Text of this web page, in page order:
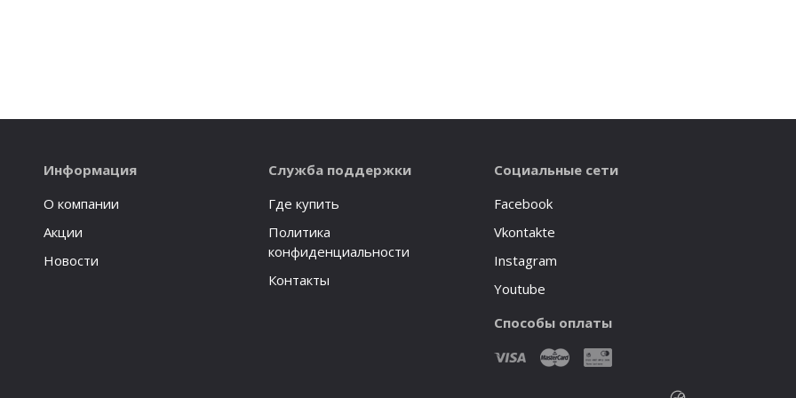
Информация
О компании
Акции
Новости
Служба поддержки
Где купить
Политика
конфиденциальности
Контакты
Социальные сети
Facebook
Vkontakte
Instagram
Youtube
Способы оплаты